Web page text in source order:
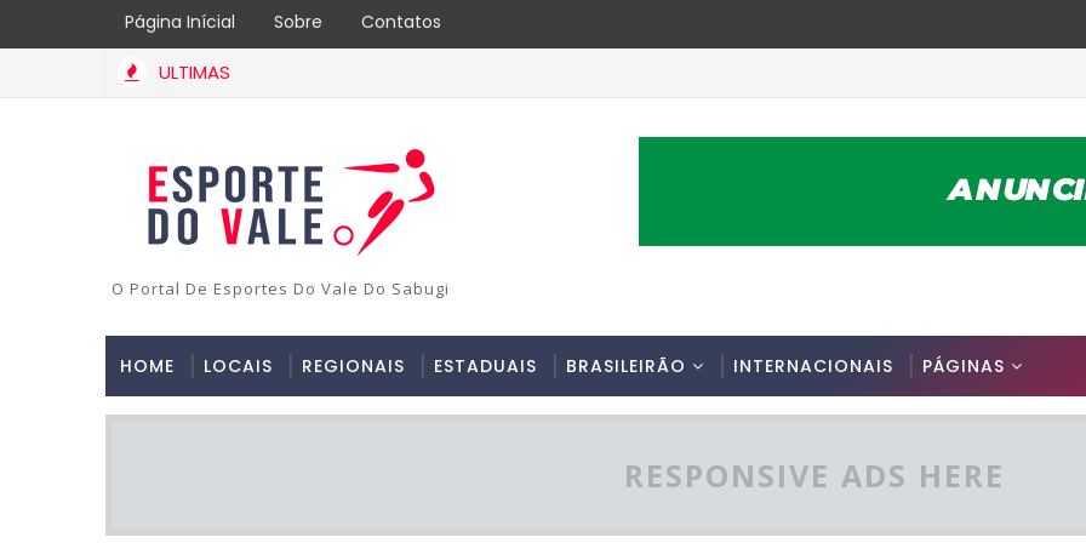
Página Inícial Sobre Contatos
ULTIMAS
O Portal De Esportes Do Vale Do Sabugi
HOME LOCAIS REGIONAIS ESTADUAIS BRASILEIRÃO INTERNACIONAIS PÁGINAS
RESPONSIVE ADS HERE